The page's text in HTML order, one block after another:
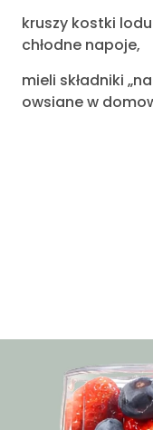
kruszy kostki
chłodne napoje,
mieli składniki
owsiane w